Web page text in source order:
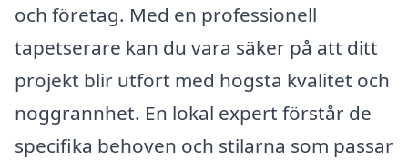
och företag. Med en professionell
tapetserare kan du vara säker på att ditt
projekt blir utfört med högsta kvalitet och
noggrannhet. En lokal expert förstår de
specifika behoven och stilarna som passar